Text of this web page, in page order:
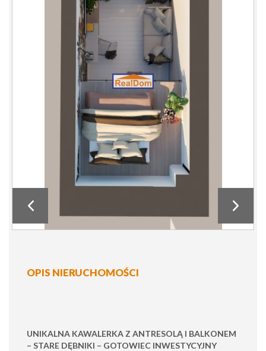
OPIS NIERUCHOMOŚCI
UNIKALNA KAWALERKA Z ANTRESOLĄ I BALKONEM
– STARE DĘBNIKI – GOTOWIEC INWESTYCYJNY